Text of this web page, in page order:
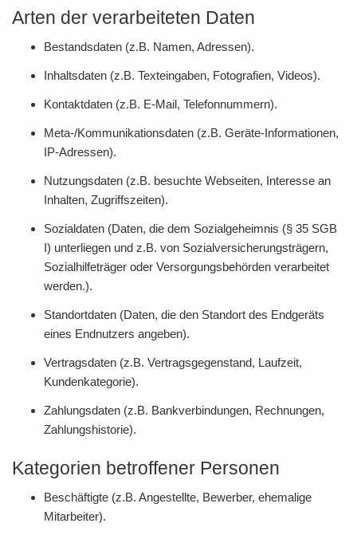
Arten der verarbeiteten Daten
Bestandsdaten (z.B. Namen, Adressen).
Inhaltsdaten (z.B. Texteingaben, Fotografien, Videos).
Kontaktdaten (z.B. E-Mail, Telefonnummern).
Meta-/Kommunikationsdaten (z.B. Geräte-Informationen,
IP-Adressen).
Nutzungsdaten (z.B. besuchte Webseiten, Interesse an
Inhalten, Zugriffszeiten).
Sozialdaten (Daten, die dem Sozialgeheimnis (§ 35 SGB
I) unterliegen und z.B. von Sozialversicherungsträgern,
Sozialhilfeträger oder Versorgungsbehörden verarbeitet
werden.).
Standortdaten (Daten, die den Standort des Endgeräts
eines Endnutzers angeben).
Vertragsdaten (z.B. Vertragsgegenstand, Laufzeit,
Kundenkategorie).
Zahlungsdaten (z.B. Bankverbindungen, Rechnungen,
Zahlungshistorie).
Kategorien betroffener Personen
Beschäftigte (z.B. Angestellte, Bewerber, ehemalige
Mitarbeiter).